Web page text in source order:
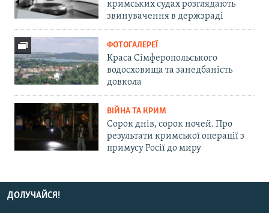
кримських судах розглядають
звинувачення в держзраді
ФОТОГАЛЕРЕЇ
Краса Сімферопольського
водосховища та занедбаність
довкола
ВІЙНА ТА КРИМ
Сорок днів, сорок ночей. Про
результати кримської операції з
примусу Росії до миру
ДОЛУЧАЙСЯ!